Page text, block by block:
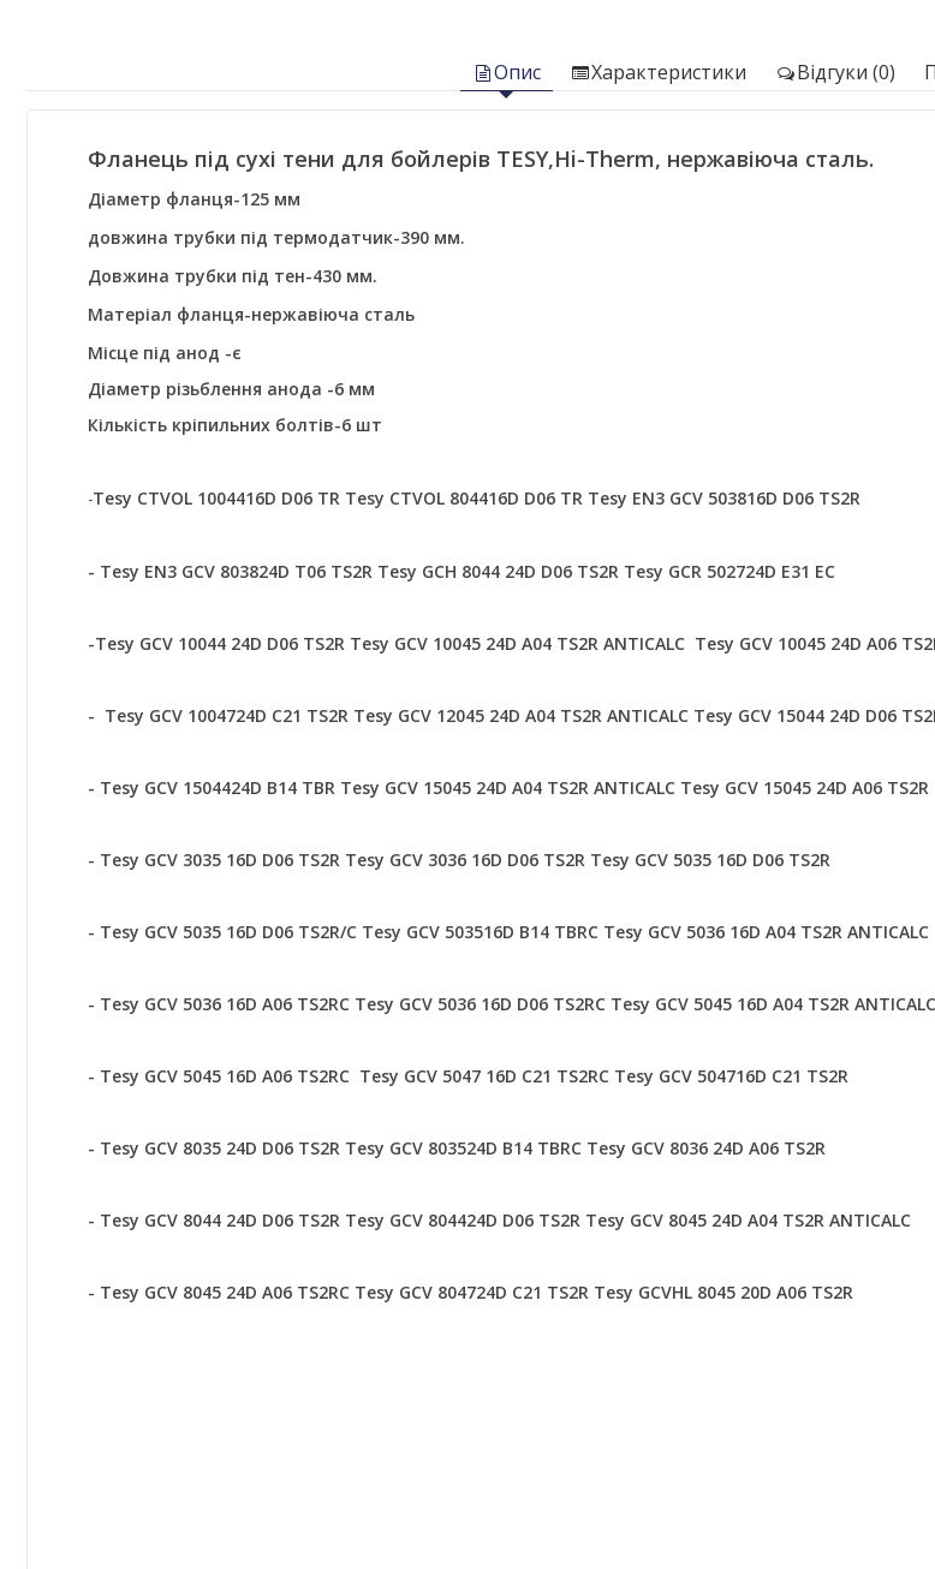
Опис Характеристики Відгуки (0)
Фланець під сухі тени для бойлерів TESY,Hi-Therm, нержавіюча сталь.
Діаметр фланця-125 мм
довжина трубки під термодатчик-390 мм.
Довжина трубки під тен-430 мм.
Матеріал фланця-нержавіюча сталь
Місце під анод -є
Діаметр різьблення анода -6 мм
Кількість кріпильних болтів-6 шт
-Tesy CTVOL 1004416D D06 TR Tesy CTVOL 804416D D06 TR Tesy EN3 GCV 503816D D06 TS2R
- Tesy EN3 GCV 803824D T06 TS2R Tesy GCH 8044 24D D06 TS2R Tesy GCR 502724D E31 EC
-Tesy GCV 10044 24D D06 TS2R Tesy GCV 10045 24D A04 TS2R ANTICALC Tesy GCV 10045 24D A06
- Tesy GCV 1004724D C21 TS2R Tesy GCV 12045 24D A04 TS2R ANTICALC Tesy GCV 15044 24D D06
- Tesy GCV 1504424D B14 TBR Tesy GCV 15045 24D A04 TS2R ANTICALC Tesy GCV 15045 24D A06 TS2R
- Tesy GCV 3035 16D D06 TS2R Tesy GCV 3036 16D D06 TS2R Tesy GCV 5035 16D D06 TS2R
- Tesy GCV 5035 16D D06 TS2R/C Tesy GCV 503516D B14 TBRC Tesy GCV 5036 16D A04 TS2R ANTICALC
- Tesy GCV 5036 16D A06 TS2RC Tesy GCV 5036 16D D06 TS2RC Tesy GCV 5045 16D A04 TS2R ANTICALC
- Tesy GCV 5045 16D A06 TS2RC Tesy GCV 5047 16D C21 TS2RC Tesy GCV 504716D C21 TS2R
- Tesy GCV 8035 24D D06 TS2R Tesy GCV 803524D B14 TBRC Tesy GCV 8036 24D A06 TS2R
- Tesy GCV 8044 24D D06 TS2R Tesy GCV 804424D D06 TS2R Tesy GCV 8045 24D A04 TS2R ANTICALC
- Tesy GCV 8045 24D A06 TS2RC Tesy GCV 804724D C21 TS2R Tesy GCVHL 8045 20D A06 TS2R